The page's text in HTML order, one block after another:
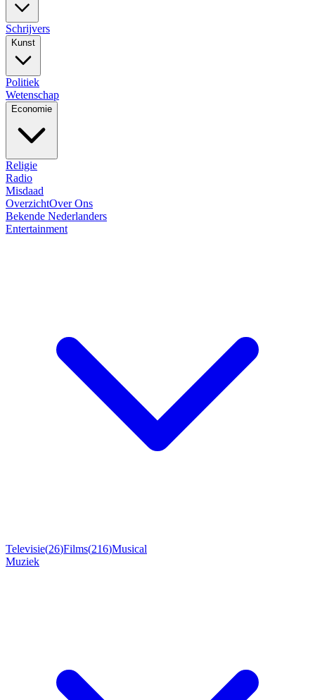
Schrijvers
Kunst
Politiek
Wetenschap
Economie
Religie
Radio
Misdaad
OverzichtOver Ons
Bekende Nederlanders
Entertainment
Televisie(26)Films(216)Musical
Muziek